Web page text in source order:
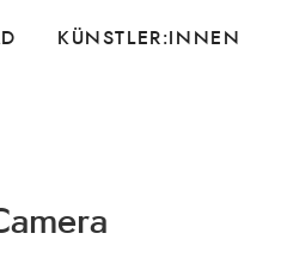
KÜNSTLER:INNEN